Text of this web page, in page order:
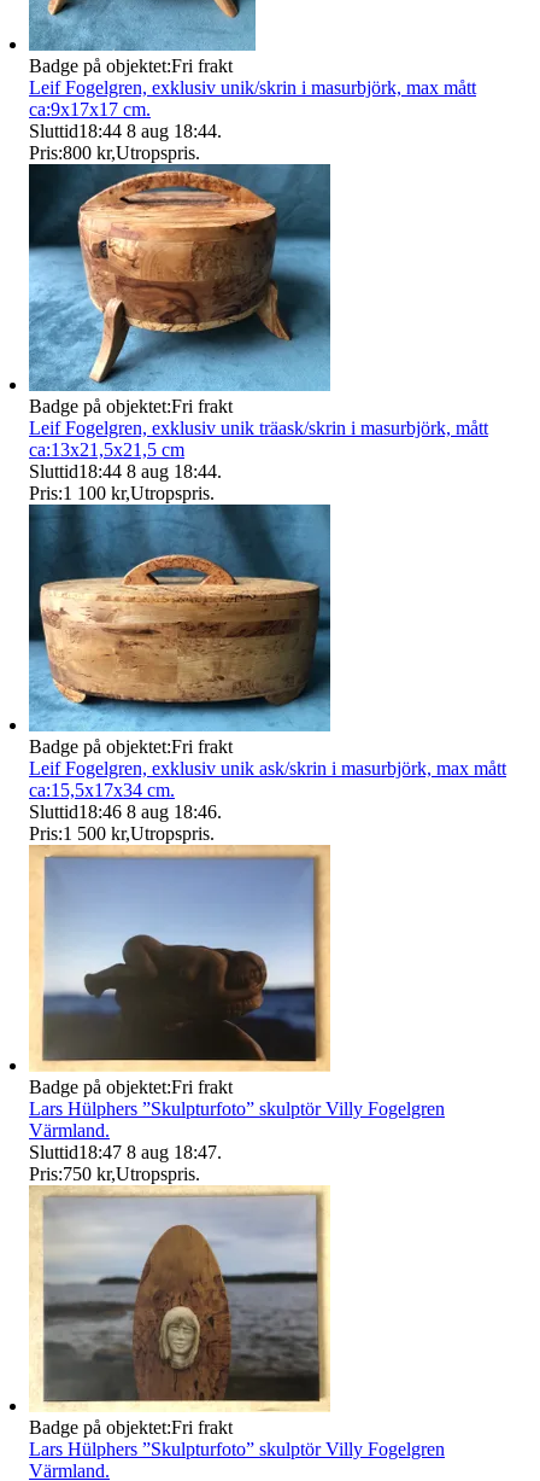
Badge på objektet:Fri frakt
Leif Fogelgren, exklusiv unik/skrin i masurbjörk, max mått
ca:9x17x17 cm.
Sluttid18:44 8 aug 18:44.
Pris:800 kr,Utropspris.
Badge på objektet:Fri frakt
Leif Fogelgren, exklusiv unik träask/skrin i masurbjörk, mått
ca:13x21,5x21,5 cm
Sluttid18:44 8 aug 18:44.
Pris:1 100 kr,Utropspris.
Badge på objektet:Fri frakt
Leif Fogelgren, exklusiv unik ask/skrin i masurbjörk, max mått
ca:15,5x17x34 cm.
Sluttid18:46 8 aug 18:46.
Pris:1 500 kr,Utropspris.
Badge på objektet:Fri frakt
Lars Hülphers ”Skulpturfoto” skulptör Villy Fogelgren
Värmland.
Sluttid18:47 8 aug 18:47.
Pris:750 kr,Utropspris.
Badge på objektet:Fri frakt
Lars Hülphers ”Skulpturfoto” skulptör Villy Fogelgren
Värmland.